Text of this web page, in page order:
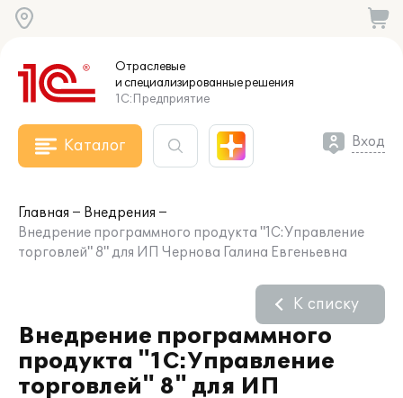
Отраслевые
и специализированныерешения
1С:Предприятие
Каталог Вход
Главная
Внедрения
Внедрение программного продукта "1С:Управление
торговлей" 8" для ИП Чернова Галина Евгеньевна
Внедрение программного
продукта "1С:Управление
торговлей" 8" для ИП
К списку